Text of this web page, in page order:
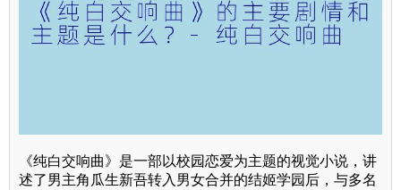
《纯白交响曲》是一部以校园恋爱为主题的视觉小说，讲
述了男主角瓜生新吾转入男女合并的结姬学园后，与多名